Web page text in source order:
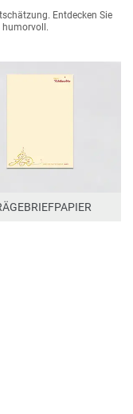
Entdecken Sie
humorvoll.